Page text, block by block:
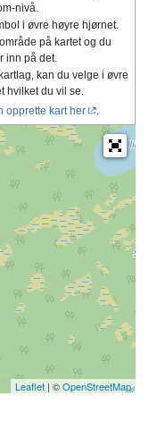
nivå.
i øvre høyre hjørnet.
på kartet og du
inn på det.
kan du velge i øvre
hvilket du vil se.
opprette kart her
Leaflet | ©OpenStreetMap